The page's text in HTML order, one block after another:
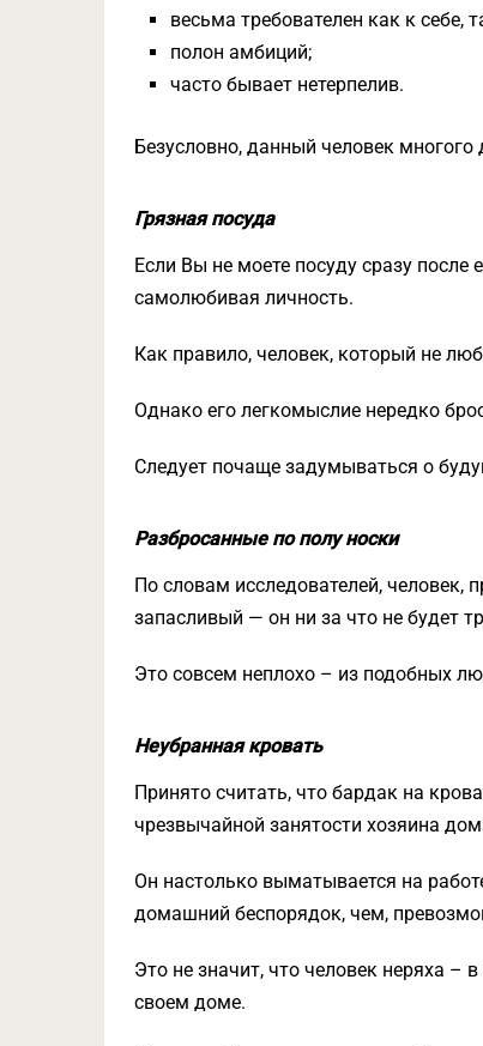
весьма требователен как к
полон амбиций;
часто бывает нетерпелив.
Безусловно, данный человек многого
Грязная посуда
Если Вы не моете посуду сразу
самолюбивая личность.
Как правило, человек, который не
Однако его легкомыслие нередко
Следует почаще задумываться о
Разбросанные по полу носки
По словам исследователей, человек,
запасливый — он ни за что не будет
Это совсем неплохо – из подобных
Неубранная кровать
Принято считать, что бардак на
чрезвычайной занятости хозяина
Он настолько выматывается на
домашний беспорядок, чем,
Это не значит, что человек неряха –
своем доме.